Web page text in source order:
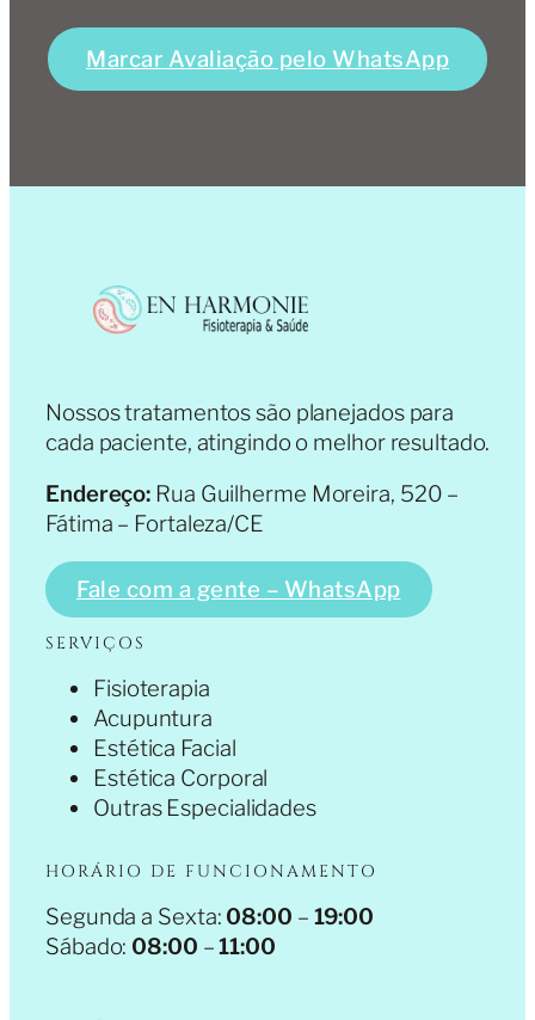
Marcar Avaliação pelo WhatsApp
Nossos tratamentos são planejados para
cada paciente, atingindo o melhor resultado.
Endereço: Rua Guilherme Moreira, 520 –
Fátima – Fortaleza/CE
Fale com a gente – WhatsApp
SERVIÇOS
Fisioterapia
Acupuntura
Estética Facial
Estética Corporal
Outras Especialidades
HORÁRIO DE FUNCIONAMENTO
Segunda a Sexta: 08:00 – 19:00
Sábado: 08:00 –11:00